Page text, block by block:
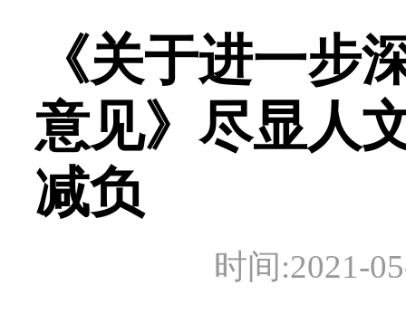
《关于进一步
意见》尽显人
减负
时间:2021-